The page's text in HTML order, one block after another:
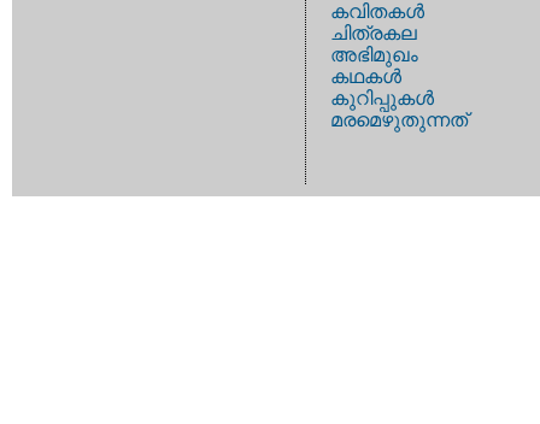
കവിതകള്‍
ചിത്രകല
അഭിമുഖം
കഥകള്‍
കുറിപ്പുകള്‍
മരമെഴുതുന്നത്